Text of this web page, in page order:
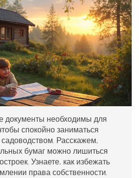
документы необходимы для
спокойно заниматься
садоводством. Расскажем,
бумаг можно лишиться
Узнаете, как избежать
права собственности.